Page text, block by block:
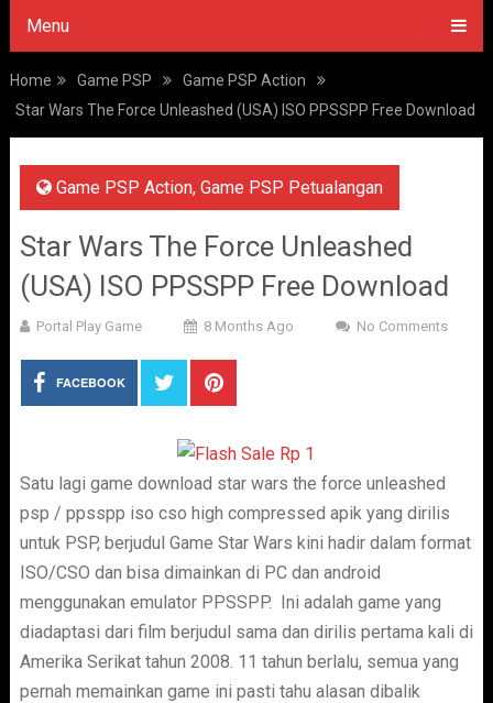
Menu
Home Game PSP
Game PSP Action
Star Wars The Force Unleashed (USA) ISO PPSSPP Free Download
Game PSP Action, Game PSP Petualangan
Star Wars The Force Unleashed
(USA) ISO PPSSPP Free Download
Portal Play Game 8 Months Ago No Comments
FACEBOOK
Satu lagi game download star wars the force unleashed
psp / ppsspp iso cso high compressed apik yang dirilis
untuk PSP, berjudul Game Star Wars kini hadir dalam format
ISO/CSO dan bisa dimainkan di PC dan android
menggunakan emulator PPSSPP. Ini adalah game yang
diadaptasi dari film berjudul sama dan dirilis pertama kali di
Amerika Serikat tahun 2008. 11 tahun berlalu, semua yang
pernah memainkan game ini pasti tahu alasan dibalik